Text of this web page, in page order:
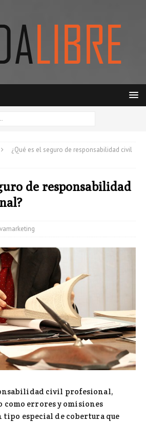
¿Qué es el seguro de responsabilidad civil
de responsabilidad
civil profesional,
errores y omisiones
tipo especial de cobertura que